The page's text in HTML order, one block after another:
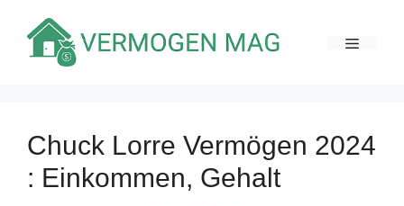
Inhalt
springen
Chuck Lorre Vermögen 2024
: Einkommen, Gehalt